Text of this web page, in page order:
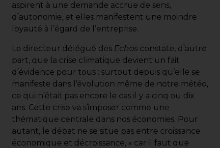
aspirent à une demande accrue de sens,
d’autonomie, et elles manifestent une moindre
loyauté à l’égard de l’entreprise.
Le directeur délégué des Echos constate, d’autre
part, que la crise climatique devient un fait
d’évidence pour tous : surtout depuis qu’elle se
manifeste dans l’évolution même de notre météo,
ce qui n’était pas encore le cas il y a cinq ou dix
ans. Cette crise va s’imposer comme une
thématique centrale dans nos économies. Pour
autant, le débat ne se situe pas entre croissance
économique et décroissance, « car il faut que